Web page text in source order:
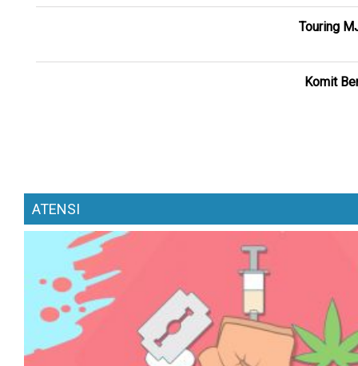
Touring
Komit
ATENSI